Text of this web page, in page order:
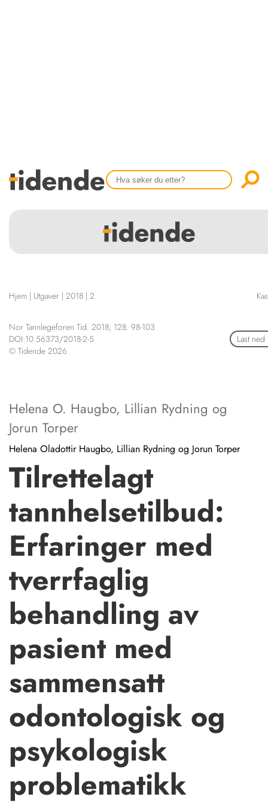
Tidligere utgaver
HENVISNINGER
KURSKALENDER
STILLINGER
KJØP & SALG
KONTAKT
OM OSS
Scientific articles
Publication and media plan
Hjem | Utgaver | 2018 | 2
Nor Tannlegeforen Tid. 2018; 128: 98-103
DOI:10.56373/2018-2-5
© Tidende 2026
Last ned
Helena O. Haugbo, Lillian Rydning og
Jorun Torper
Helena Oladottir Haugbo, Lillian Rydning og Jorun Torper
Tilrettelagt
tannhelsetilbud:
Erfaringer med
tverrfaglig
behandling av
pasient med
sammensatt
odontologisk og
psykologisk
problematikk